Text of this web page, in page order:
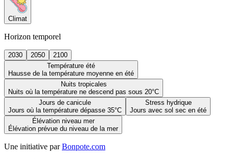
Climat
Horizon temporel
2030 2050
2100
Température été
Hausse de la température moyenne en été
Nuits tropicales
Nuits où la température ne descend pas sous 20°C
Jours de canicule
Jours où la température dépasse 35°C
Stress hydrique
Jours avec sol sec en été
Élévation niveau mer
Élévation prévue du niveau de la mer
Une initiative par Bonpote.com